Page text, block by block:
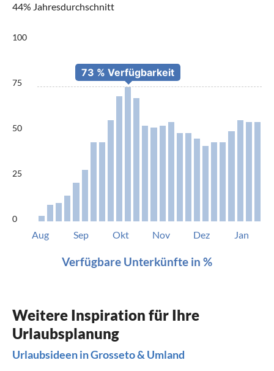
44% Jahresdurchschnitt
100
75
50
25
0
Aug Sep Okt Nov Dez Jan
Verfügbare Unterkünfte in %
Weitere Inspiration für Ihre
Urlaubsplanung
Urlaubsideen in Grosseto & Umland